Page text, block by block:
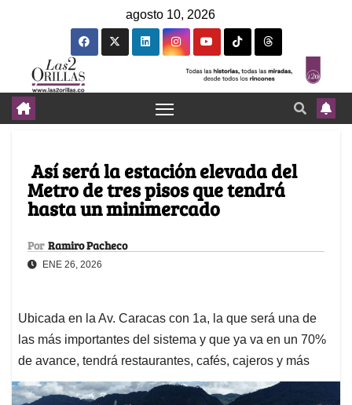
agosto 10, 2026
Así será la estación elevada del
Metro de tres pisos que tendrá
hasta un minimercado
Por Ramiro Pacheco
ENE 26, 2026
Ubicada en la Av. Caracas con 1a, la que será una de
las más importantes del sistema y que ya va en un 70%
de avance, tendrá restaurantes, cafés, cajeros y más